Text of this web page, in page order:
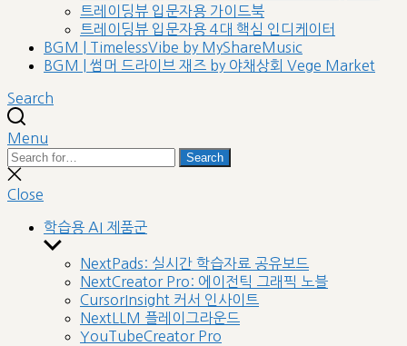
트레이딩뷰 입문자용 가이드북
트레이딩뷰 입문자용 4대 핵심 인디케이터
BGM | TimelessVibe by MyShareMusic
BGM | 썸머 드라이브 재즈 by 야채상회 Vege Market
Search
Menu
Search
for:
Search
Close
search
Close
학습용 AI 제품군
Show
sub
menu
NextPads: 실시간 학습자료 공유보드
NextCreator Pro: 에이전틱 그래픽 노블
CursorInsight 커서 인사이트
NextLLM 플레이그라운드
YouTubeCreator Pro